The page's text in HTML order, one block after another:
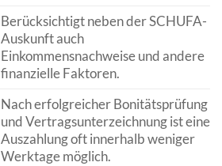
Berücksichtigt neben der SCHUFA-
Auskunft auch
Einkommensnachweise und andere
finanzielle Faktoren.
Nach erfolgreicher Bonitätsprüfung
und Vertragsunterzeichnung ist eine
Auszahlung oft innerhalb weniger
Werktage möglich.